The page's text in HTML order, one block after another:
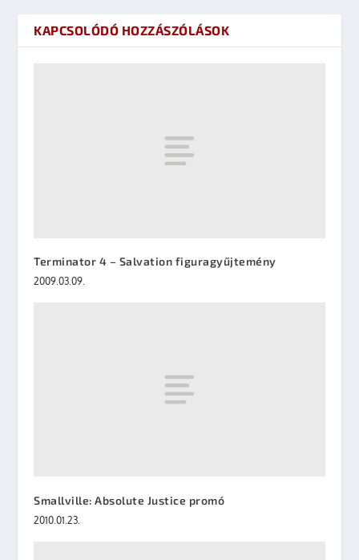
KAPCSOLÓDÓ HOZZÁSZÓLÁSOK
Terminator 4 – Salvation figuragyűjtemény
2009.03.09.
Smallville: Absolute Justice promó
2010.01.23.